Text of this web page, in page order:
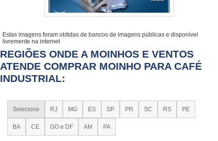
Estas imagens foram obtidas de bancos de imagens públicas e disponível
livremente na internet
REGIÕES ONDE A MOINHOS E VENTOS
ATENDE COMPRAR MOINHO PARA CAFÉ
INDUSTRIAL:
Selecione RJ MG ES SP PR SC RS PE
BA CE GO e DF AM PA